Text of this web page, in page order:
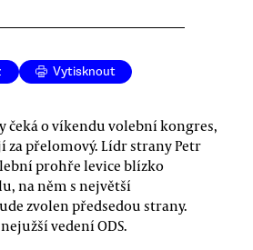
Vytisknout
čeká o víkendu volební kongres,
přelomový. Lídr strany Petr
prohře levice blízko
na něm s největší
zvolen předsedou strany.
vedení ODS.